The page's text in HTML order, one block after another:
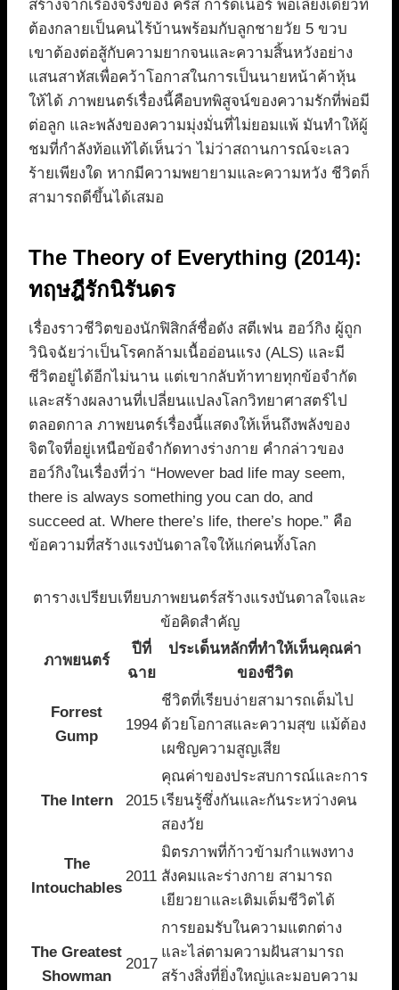
สร้างจากเรื่องจริงของ คริส การ์ดเนอร์ พ่อเลี้ยงเดี่ยวที่
ต้องกลายเป็นคนไร้บ้านพร้อมกับลูกชายวัย 5 ขวบ
เขาต้องต่อสู้กับความยากจนและความสิ้นหวังอย่าง
แสนสาหัสเพื่อคว้าโอกาสในการเป็นนายหน้าค้าหุ้น
ให้ได้ ภาพยนตร์เรื่องนี้คือบทพิสูจน์ของความรักที่พ่อมี
ต่อลูก และพลังของความมุ่งมั่นที่ไม่ยอมแพ้ มันทำให้ผู้
ชมที่กำลังท้อแท้ได้เห็นว่า ไม่ว่าสถานการณ์จะเลว
ร้ายเพียงใด หากมีความพยายามและความหวัง ชีวิตก็
สามารถดีขึ้นได้เสมอ
The Theory of Everything (2014):
ทฤษฎีรักนิรันดร
เรื่องราวชีวิตของนักฟิสิกส์ชื่อดัง สตีเฟน ฮอว์กิง ผู้ถูก
วินิจฉัยว่าเป็นโรคกล้ามเนื้ออ่อนแรง (ALS) และมี
ชีวิตอยู่ได้อีกไม่นาน แต่เขากลับท้าทายทุกข้อจำกัด
และสร้างผลงานที่เปลี่ยนแปลงโลกวิทยาศาสตร์ไป
ตลอดกาล ภาพยนตร์เรื่องนี้แสดงให้เห็นถึงพลังของ
จิตใจที่อยู่เหนือข้อจำกัดทางร่างกาย คำกล่าวของ
ฮอว์กิงในเรื่องที่ว่า “However bad life may seem,
there is always something you can do, and
succeed at. Where there’s life, there’s hope.” คือ
ข้อความที่สร้างแรงบันดาลใจให้แก่คนทั้งโลก
ตารางเปรียบเทียบภาพยนตร์สร้างแรงบันดาลใจและ
ข้อคิดสำคัญ
ภาพยนตร์
ปีที่
ฉาย
ประเด็นหลักที่ทำให้เห็นคุณค่า
ของชีวิต
Forrest
Gump
1994
ชีวิตที่เรียบง่ายสามารถเต็มไป
ด้วยโอกาสและความสุข แม้ต้อง
เผชิญความสูญเสีย
The Intern 2015
คุณค่าของประสบการณ์และการ
เรียนรู้ซึ่งกันและกันระหว่างคน
สองวัย
The
Intouchables
2011
มิตรภาพที่ก้าวข้ามกำแพงทาง
สังคมและร่างกาย สามารถ
เยียวยาและเติมเต็มชีวิตได้
The Greatest
Showman
2017
การยอมรับในความแตกต่าง
และไล่ตามความฝันสามารถ
สร้างสิ่งที่ยิ่งใหญ่และมอบความ